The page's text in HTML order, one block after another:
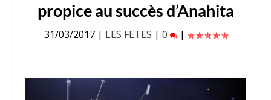
propice au succès d’Anahita
31/03/2017| LES FETES | 0 |